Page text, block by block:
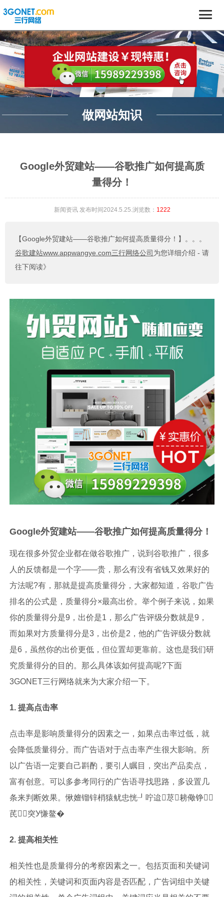
做网站知识
Google外贸建站——谷歌推广如何提高质
量得分！
新闻资讯发布时间2024.5.25.浏览数： 1222
【Google外贸建站——谷歌推广如何提高质量得分！】 。。。
谷歌建站www.appwangye.com三行网络公司 为您详细介绍 - 请
往下阅读》
Google外贸建站——谷歌推广如何提高质量得分！
现在很多外贸企业都在做谷歌推广，说到谷歌推广，很多
人的反馈都是一个字——贵，那么有没有省钱又效果好的
方法呢?有，那就是提高质量得分，大家都知道，谷歌广告
排名的公式是，质量得分×最高出价。举个例子来说，如果
你的质量得分是9，出价是1，那么广告评级分数就是9，
而如果对方质量得分是3，出价是2，他的广告评级分数就
是6，虽然你的出价更低，但位置却更靠前。这也是我们研
究质量得分的目的。那么具体该如何提高呢?下面
3GONET三行网络就来为大家介绍一下。
1. 提高点击率
点击率是影响质量得分的因素之一，如果点击率过低，就
会降低质量得分。而广告语对于点击率产生很大影响。所
以广告语一定要自己斟酌，要引人瞩目，突出产品卖点，
富有创意。可以多参考同行的广告语寻找思路，多设置几
条来判断效果。愀嬗镏锌梢猿鱿忠恍┚咛迨荩耪儆铮
芪突У慊鳌�
2. 提高相关性
相关性也是质量得分的考察因素之一。包括页面和关键词
的相关性，关键词和页面内容是否匹配，广告词组中关键